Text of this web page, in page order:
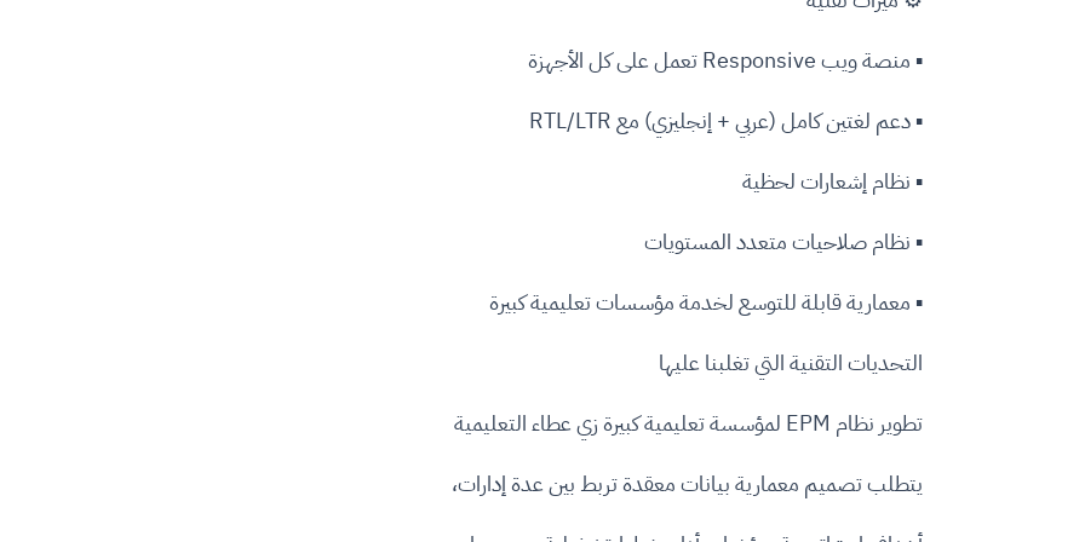
▪ منصة ويب Responsive تعمل على كل الأجهزة
▪ دعم لغتين كامل (عربي + إنجليزي) مع RTL/LTR
▪ نظام إشعارات لحظية
▪ نظام صلاحيات متعدد المستويات
▪ معمارية قابلة للتوسع لخدمة مؤسسات تعليمية كبيرة
التحديات التقنية التي تغلبنا عليها
تطوير نظام EPM لمؤسسة تعليمية كبيرة زي عطاء التعليمية
يتطلب تصميم معمارية بيانات معقدة تربط بين عدة إدارات،